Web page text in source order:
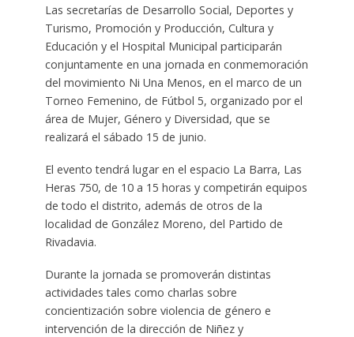
Las secretarías de Desarrollo Social, Deportes y
Turismo, Promoción y Producción, Cultura y
Educación y el Hospital Municipal participarán
conjuntamente en una jornada en conmemoración
del movimiento Ni Una Menos, en el marco de un
Torneo Femenino, de Fútbol 5, organizado por el
área de Mujer, Género y Diversidad, que se
realizará el sábado 15 de junio.
El evento tendrá lugar en el espacio La Barra, Las
Heras 750, de 10 a 15 horas y competirán equipos
de todo el distrito, además de otros de la
localidad de González Moreno, del Partido de
Rivadavia.
Durante la jornada se promoverán distintas
actividades tales como charlas sobre
concientización sobre violencia de género e
intervención de la dirección de Niñez y